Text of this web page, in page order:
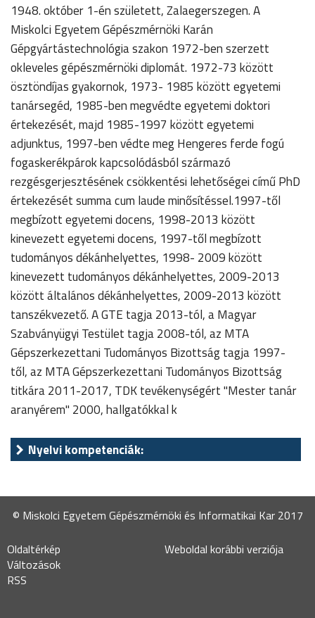
1948. október 1-én született, Zalaegerszegen. A
Miskolci Egyetem Gépészmérnöki Karán
Gépgyártástechnológia szakon 1972-ben szerzett
okleveles gépészmérnöki diplomát. 1972-73 között
ösztöndíjas gyakornok, 1973- 1985 között egyetemi
tanársegéd, 1985-ben megvédte egyetemi doktori
értekezését, majd 1985-1997 között egyetemi
adjunktus, 1997-ben védte meg Hengeres ferde fogú
fogaskerékpárok kapcsolódásból származó
rezgésgerjesztésének csökkentési lehetőségei című PhD
értekezését summa cum laude minősítéssel.1997-től
megbízott egyetemi docens, 1998-2013 között
kinevezett egyetemi docens, 1997-től megbízott
tudományos dékánhelyettes, 1998- 2009 között
kinevezett tudományos dékánhelyettes, 2009-2013
között általános dékánhelyettes, 2009-2013 között
tanszékvezető. A GTE tagja 2013-tól, a Magyar
Szabványügyi Testület tagja 2008-tól, az MTA
Gépszerkezettani Tudományos Bizottság tagja 1997-
től, az MTA Gépszerkezettani Tudományos Bizottság
titkára 2011-2017, TDK tevékenységért "Mester tanár
aranyérem" 2000, hallgatókkal k
Nyelvi kompetenciák:
© Miskolci Egyetem Gépészmérnöki és Informatikai Kar 2017
Oldaltérkép
Változások
RSS
Weboldal korábbi verziója